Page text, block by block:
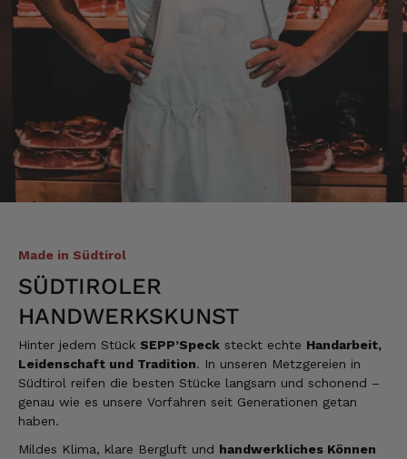
Made in Südtirol
SÜDTIROLER
HANDWERKSKUNST
Hinter jedem Stück SEPP’Speck steckt echte Handarbeit,
Leidenschaft und Tradition. In unseren Metzgereien in
Südtirol reifen die besten Stücke langsam und schonend –
genau wie es unsere Vorfahren seit Generationen getan
haben.
Mildes Klima, klare Bergluft und handwerkliches Können
Der Schinken schmeckt sehr gut durch die
Bergkräuter. Ich würde mir wünschen
einzelne Teile zu bestellen. Meistens sind es
Pakete. Bin Rentnerin und brauche nicht so
viel.
Alle Bewertungen Lesen